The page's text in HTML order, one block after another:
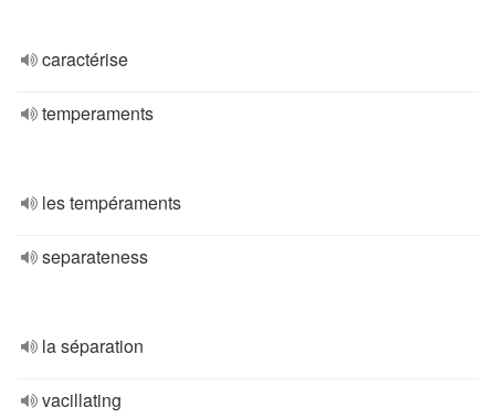
caractérise
temperaments
les tempéraments
separateness
la séparation
vacillating